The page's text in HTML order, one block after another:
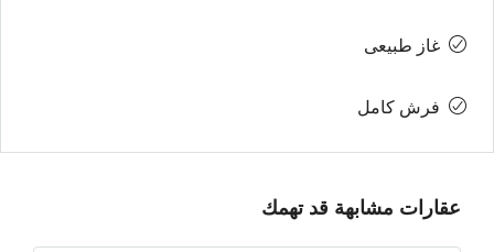
غاز طبيعى
فرش كامل
عقارات مشابهة قد تهمك